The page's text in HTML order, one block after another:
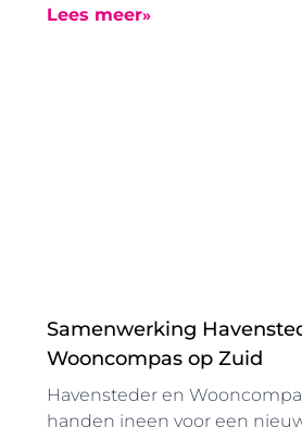
openingstijden. De
Lees meer
Samenwerking
Wooncompas op Zuid
Havensteder en
handen ineen voor een